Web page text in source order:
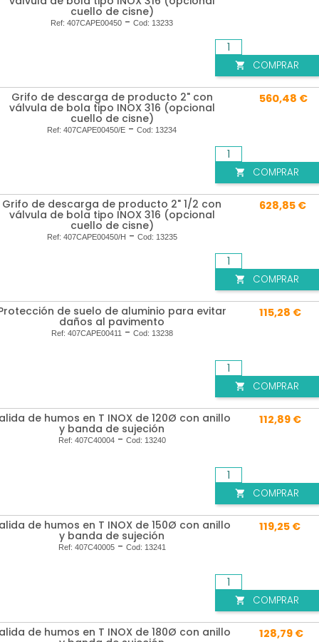
cuello de cisne)
Ref: 407CAPE00450 - Cod: 13233
 COMPRAR
Grifo de descarga de producto 2" con
válvula de bola tipo INOX 316 (opcional
cuello de cisne)
Ref: 407CAPE00450/E - Cod: 13234
560,48 €
 COMPRAR
Grifo de descarga de producto 2" 1/2 con
válvula de bola tipo INOX 316 (opcional
cuello de cisne)
Ref: 407CAPE00450/H - Cod: 13235
628,85 €
 COMPRAR
de suelo de aluminio para evitar
daños al pavimento
Ref: 407CAPE00411- Cod: 13238
115,28 €
 COMPRAR
de humos en T INOX de 120Ø con anillo
y banda de sujeción
Ref: 407C40004- Cod: 13240
112,89 €
 COMPRAR
de humos en T INOX de 150Ø con anillo
y banda de sujeción
Ref: 407C40005- Cod: 13241
119,25 €
 COMPRAR
de humos en T INOX de 180Ø con anillo 128,79 €